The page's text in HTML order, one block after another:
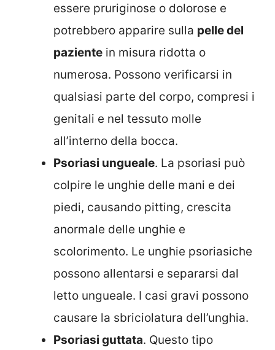
essere pruriginose o dolorose e
potrebbero apparire sulla pelle del
paziente in misura ridotta o
numerosa. Possono verificarsi in
qualsiasi parte del corpo, compresi i
genitali e nel tessuto molle
all’interno della bocca.
Psoriasi ungueale. La psoriasi può
colpire le unghie delle mani e dei
piedi, causando pitting, crescita
anormale delle unghie e
scolorimento. Le unghie psoriasiche
possono allentarsi e separarsi dal
letto ungueale. I casi gravi possono
causare la sbriciolatura dell’unghia.
Psoriasi guttata. Questo tipo